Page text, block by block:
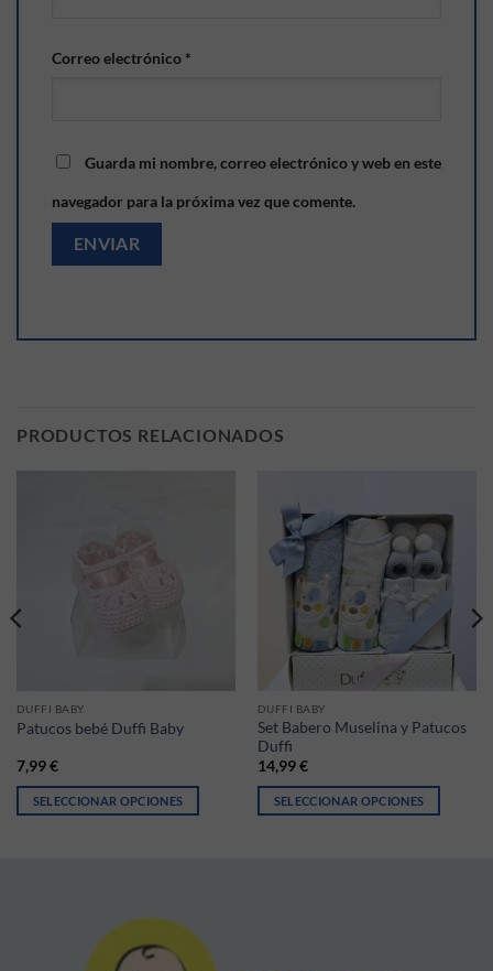
Correo electrónico *
Guarda mi nombre, correo electrónico y web en este
navegador para la próxima vez que comente.
PRODUCTOS RELACIONADOS
DUFFI BABY
Patucos bebé Duffi Baby
7,99€
SELECCIONAR OPCIONES
DUFFI BABY
Set Babero Muselina y Patucos
Duffi
14,99€
SELECCIONAR OPCIONES